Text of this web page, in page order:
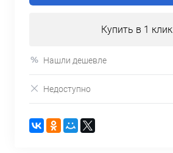
Купить в 1 клик
Нашли дешевле
Недоступно